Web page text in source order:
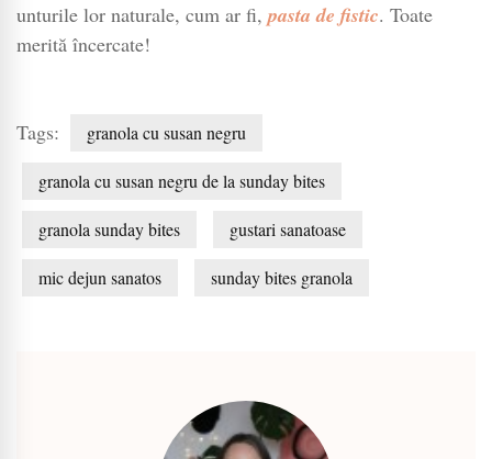
unturile lor naturale, cum ar fi,pasta de fistic. Toate
merită încercate!
Tags: granola cu susan negru
granola cu susan negru de la sunday bites
granola sunday bites gustari sanatoase
mic dejun sanatos sunday bites granola